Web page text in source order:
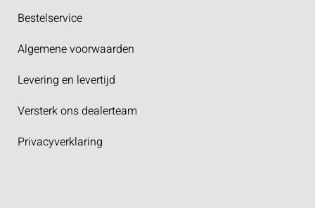
Bestelservice
Algemene voorwaarden
Levering en levertijd
Versterk ons dealerteam
Privacyverklaring